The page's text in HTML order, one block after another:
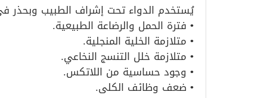
يُستخدم الدواء تحت إشراف الطبيب وبحذر في
• فترة الحمل والرضاعة الطبيعية.
• متلازمة الخلية المنجلية.
• متلازمة خلل التنسج النخاعي.
• وجود حساسية من اللاتكس.
• ضعف وظائف الكلى.